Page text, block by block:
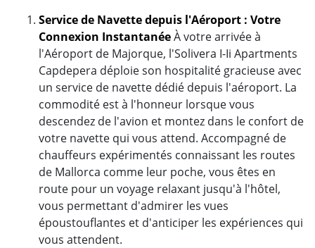
Service de Navette depuis l'Aéroport : Votre
Connexion InstantanéeÀ votre arrivée à
l'Aéroport de Majorque, l'Solivera I-Ii Apartments
Capdepera déploie son hospitalité gracieuse avec
un service de navette dédié depuis l'aéroport. La
commodité est à l'honneur lorsque vous
descendez de l'avion et montez dans le confort de
votre navette qui vous attend. Accompagné de
chauffeurs expérimentés connaissant les routes
de Mallorca comme leur poche, vous êtes en
route pour un voyage relaxant jusqu'à l'hôtel,
vous permettant d'admirer les vues
époustouflantes et d'anticiper les expériences qui
vous attendent.